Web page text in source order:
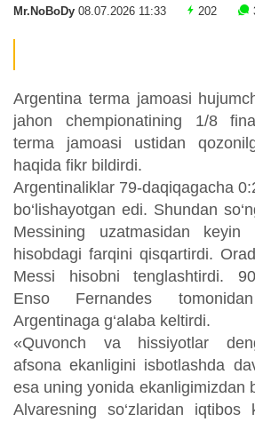
Mr.NoBoDy 08.07.2026 11:33 202
Argentina terma jamoasi
jahon chempionatining 1/8
terma jamoasi ustidan
haqida fikr bildirdi.
Argentinaliklar 79-daqiqagacha
bo‘lishayotgan edi. Shundan
Messining uzatmasidan keyin
hisobdagi farqini qisqartirdi.
Messi hisobni tenglashtirdi.
Enso Fernandes
Argentinaga g‘alaba keltirdi.
«Quvonch va hissiyotlar
afsona ekanligini isbotlashda
esa uning yonida
Alvaresning so‘zlaridan iqtibos